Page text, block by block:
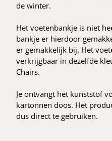
de winter.
Het voetenbankje is niet
bankje er hierdoor
er gemakkelijk bij. Het
verkrijgbaar in dezelfde
Chairs.
Je ontvangt het kunststof
kartonnen doos. Het
dus direct te gebruiken.